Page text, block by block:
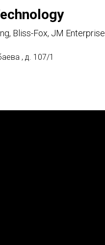
Bliss-Fox, JM Enterprise
, д. 107/1